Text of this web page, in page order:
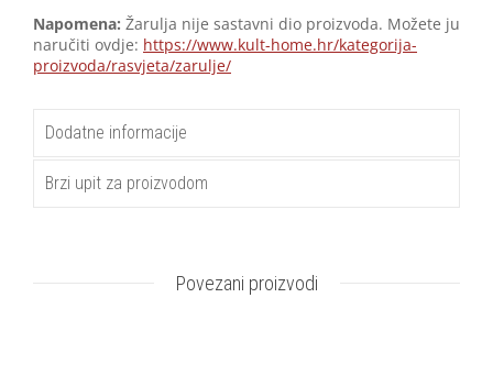
Napomena: Žarulja nije sastavni dio proizvoda. Možete ju
naručiti ovdje: https://www.kult-home.hr/kategorija-
proizvoda/rasvjeta/zarulje/
Dodatne informacije
Brzi upit za proizvodom
Povezani proizvodi